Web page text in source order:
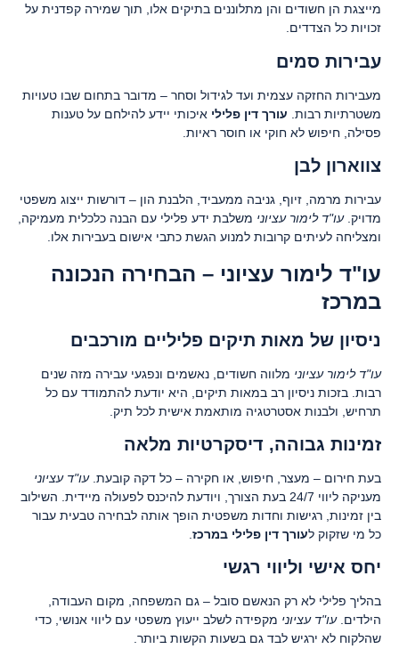
מייצגת הן חשודים והן מתלוננים בתיקים אלו, תוך שמירה קפדנית על
זכויות כל הצדדים.
עבירות סמים
מעבירות החזקה עצמית ועד לגידול וסחר – מדובר בתחום שבו טעויות
משטרתיות רבות. עורך דין פלילי איכותי יידע להילחם על טענות
פסילה, חיפוש לא חוקי או חוסר ראיות.
צווארון לבן
עבירות מרמה, זיוף, גניבה ממעביד, הלבנת הון – דורשות ייצוג משפטי
מדויק.עו"ד לימור עציוני משלבת ידע פלילי עם הבנה כלכלית מעמיקה,
ומצליחה לעיתים קרובות למנוע הגשת כתבי אישום בעבירות אלו.
עו"ד לימור עציוני – הבחירה הנכונה
במרכז
ניסיון של מאות תיקים פליליים מורכבים
עו"ד לימור עציוני מלווה חשודים, נאשמים ונפגעי עבירה מזה שנים
רבות. בזכות ניסיון רב במאות תיקים, היא יודעת להתמודד עם כל
תרחיש, ולבנות אסטרטגיה מותאמת אישית לכל תיק.
זמינות גבוהה, דיסקרטיות מלאה
בעת חירום – מעצר, חיפוש, או חקירה – כל דקה קובעת.עו"ד עציוני
מעניקה ליווי 24/7 בעת הצורך, ויודעת להיכנס לפעולה מיידית. השילוב
בין זמינות, רגישות וחדות משפטית הופך אותה לבחירה טבעית עבור
כל מי שזקוק לעורך דין פלילי במרכז
יחס אישי וליווי רגשי
בהליך פלילי לא רק הנאשם סובל – גם המשפחה, מקום העבודה,
הילדים.עו"ד עציוני מקפידה לשלב ייעוץ משפטי עם ליווי אנושי, כדי
שהלקוח לא ירגיש לבד גם בשעות הקשות ביותר.